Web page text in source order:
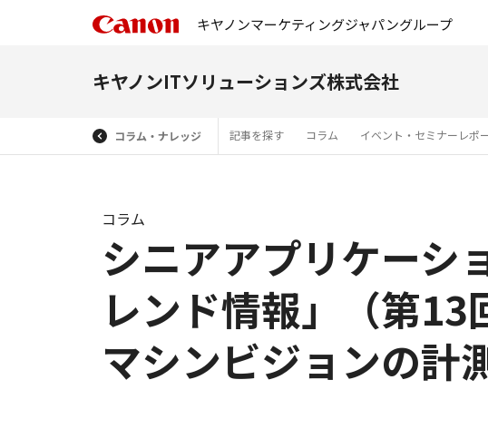
キヤノンマーケティングジャパングループ
キヤノンITソリューションズ株式会社
コラム・ナレッジ 記事を探す コラム イベント・セミナーレポ
シニアアプリケーシ
レンド情報」（第13
マシンビジョンの計
コラム